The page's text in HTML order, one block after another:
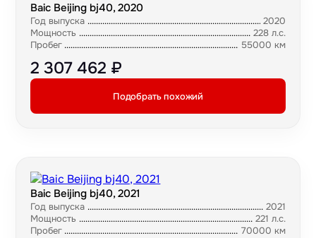
Baic Beijing bj40, 2020
Год выпуска
2020
Мощность
228 л.с.
Пробег
55000 км
2 307 462 ₽
Подобрать похожий
Baic Beijing bj40, 2021
Год выпуска
2021
Мощность
221 л.с.
Пробег
70000 км